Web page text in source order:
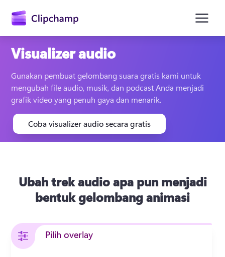
utama
Visualizer audio
Gunakan pembuat gelombang suara gratis kami untuk
mengubah file audio, musik, dan podcast Anda menjadi
grafik video yang penuh gaya dan menarik.
Coba visualizer audio secara gratis
Ubah trek audio apa pun menjadi
bentuk gelombang animasi
Pilih overlay